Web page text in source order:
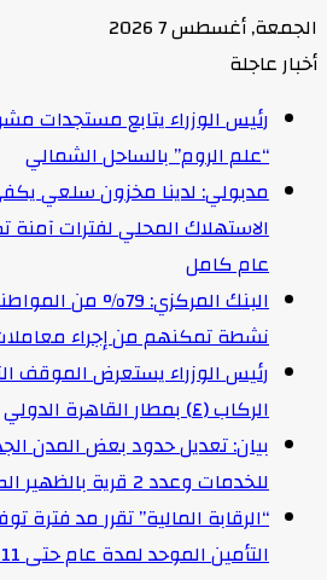
الجمعة, أغسطس 7 2026
أخبار عاجلة
رئيس الوزراء يتابع مستجدات
“علم الروم” بالساحل الشمالي
مدبولي: لدينا مخزون سلعي
الاستهلاك المحلي لفترات
عام كامل
البنك المركزي: 79%
نشطة تمكنهم من إجراء
رئيس الوزراء يستعرض الموقف
الركاب (٤) بمطار القاهرة الدولي
بيان: تعديل حدود بعض المدن
للخدمات وعدد 2 قرية بالظهير الصحراوي
“الرقابة المالية” تقرر مد فترة